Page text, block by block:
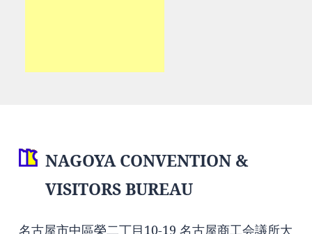
NAGOYA CONVENTION &
VISITORS BUREAU
名古屋市中區榮二丁目10-19 名古屋商工会議所大